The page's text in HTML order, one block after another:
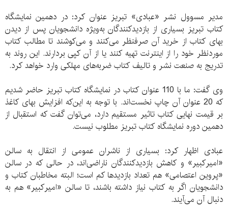
مدیر مسوول نشر «عبادی» تبریز عنوان کرد: در دهمین نمایشگاه
کتاب تبریز بسیاری از بازدیدکنندگان به‌ویژه دانشجویان پس از دیدن
بهای کتاب از خرید آن صرفنظر می‌کنند و می‌کوشند تا مطالب کتاب
موردنظر خود را از اینترنت تهیه کنند یا از آن کپی بردارند. این روند به
تدریج به صنعت نشر و تالیف کتاب ضربه‌های مهلکی وارد خواهد کرد.
وی گفت: ما با 110 عنوان کتاب در نمایشگاه کتاب تبریز حاضر شدیم
که 20 عنوان آن چاپ نخست‌اند. با توجه به این‌که افزایش بهای کاغذ
بر قیمت نهایی کتاب تاثیر مستقیم دارد، می‌توان گفت که استقبال از
دهمین دوره نمایشگاه کتاب تبریز مطلوب نیست.
عبادی اظهار کرد: بسیاری از ناشران عمومی از انتقال به سالن
«امیرکبیر» و کاهش بازدیدکنندگان ناراضی‌اند، در حالی که در سالن
«پروین اعتصامی» هم تعداد بازدیدها کم است؛ البته مخاطبان کتاب و
دانشجویان اگر به کتاب نیاز داشته باشند، تا سالن «امیرکبیر» هم به
‌دنبال آن می‌آیند.